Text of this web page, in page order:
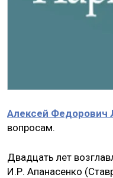
Алексей Федорович
вопросам.
Двадцать лет
И.Р. Апанасенко